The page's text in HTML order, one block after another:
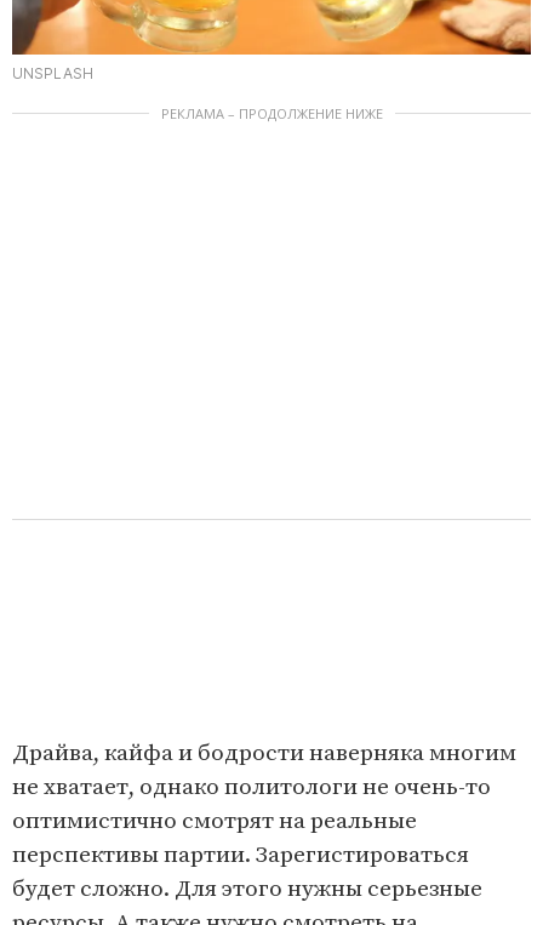
UNSPLASH
РЕКЛАМА – ПРОДОЛЖЕНИЕ НИЖЕ
Драйва, кайфа и бодрости наверняка многим
не хватает, однако политологи не очень-то
оптимистично смотрят на реальные
перспективы партии. Зарегистироваться
будет сложно. Для этого нужны серьезные